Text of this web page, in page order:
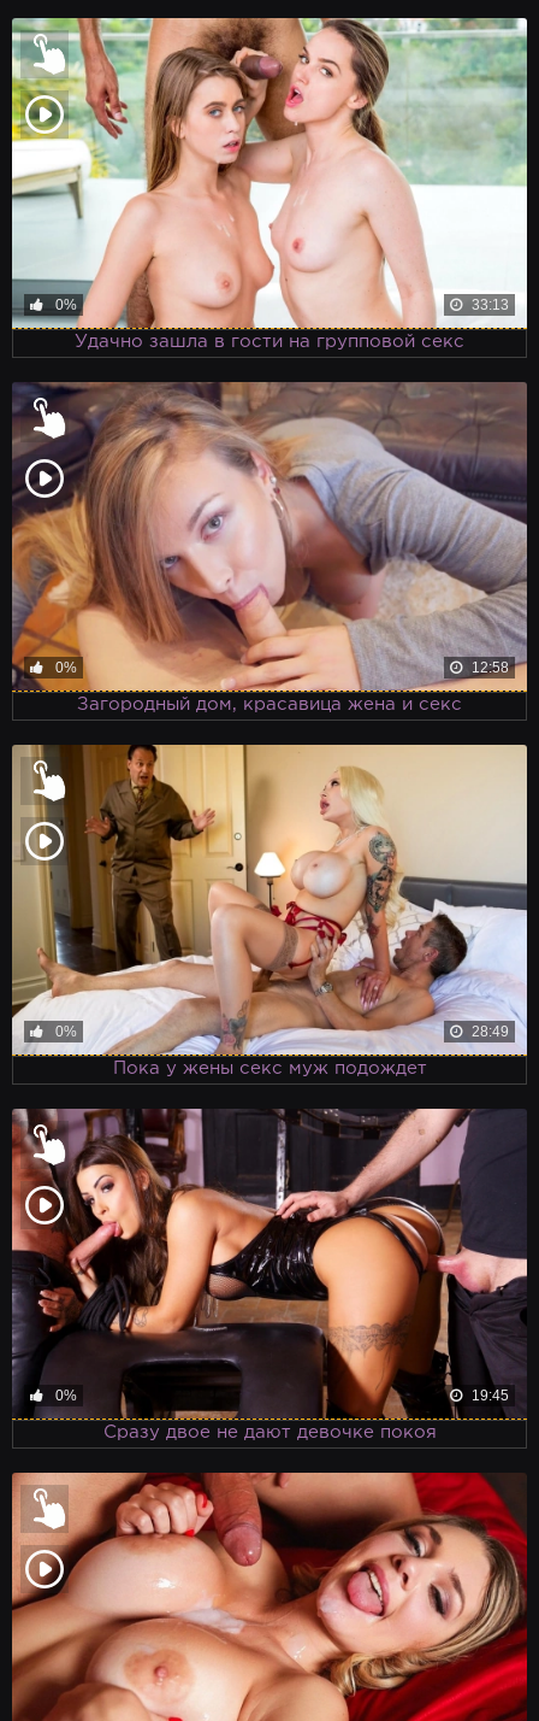
0% 33:13
Удачно зашла в гости на групповой секс
0% 12:58
Загородный дом, красавица жена и секс
0% 28:49
Пока у жены секс муж подождет
0% 19:45
Сразу двое не дают девочке покоя